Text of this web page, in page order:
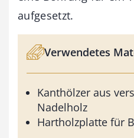
aufgesetzt.
Verwendetes
Kanthölzer aus
Nadelholz
Hartholzplatte für